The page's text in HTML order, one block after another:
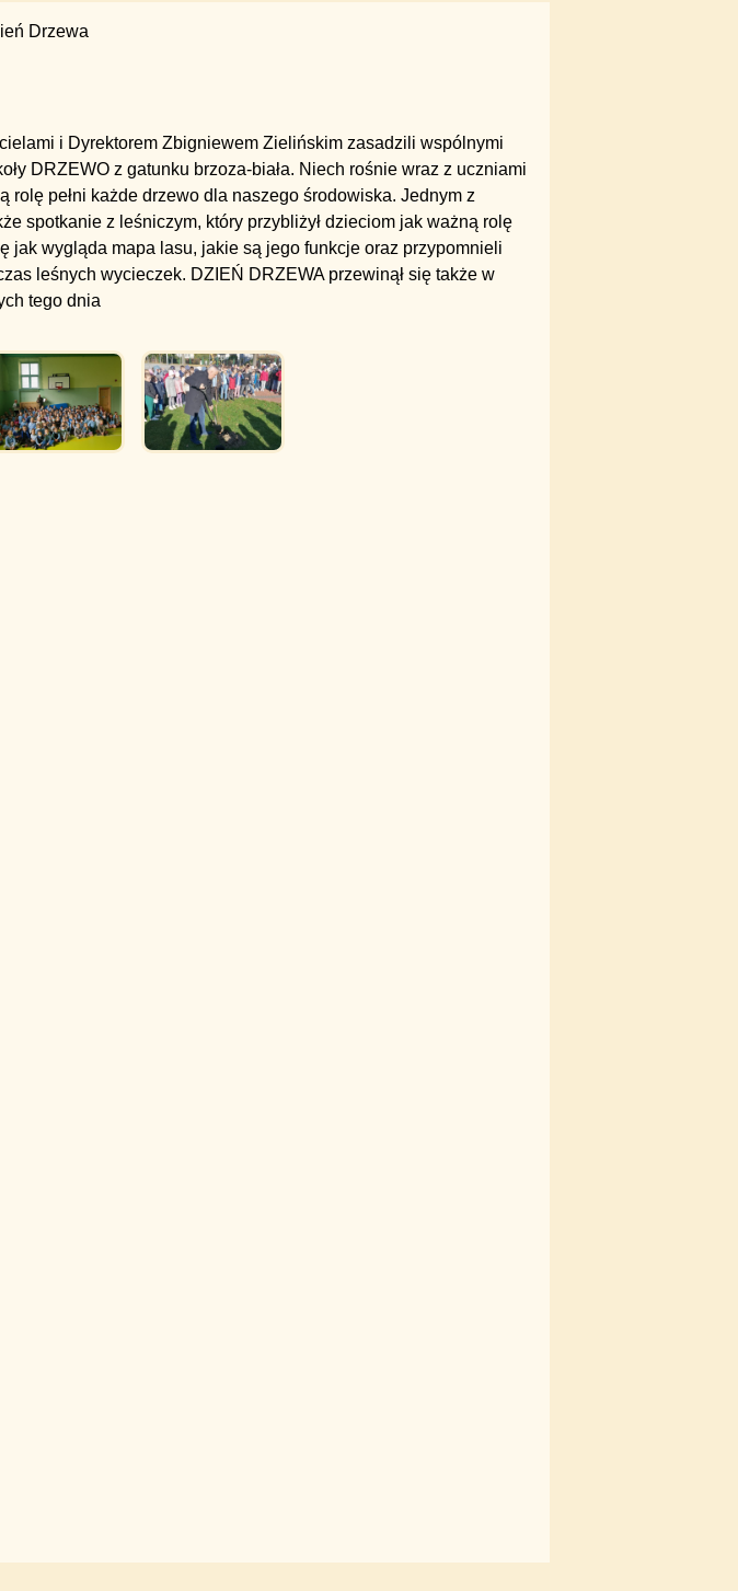
Drzewa
i Dyrektorem Zbigniewem Zielińskim zasadzili wspólnymi
DRZEWO z gatunku brzoza-biała. Niech rośnie wraz z uczniami
rolę pełni każde drzewo dla naszego środowiska. Jednym z
spotkanie z leśniczym, który przybliżył dzieciom jak ważną rolę
jak wygląda mapa lasu, jakie są jego funkcje oraz przypomnieli
leśnych wycieczek. DZIEŃ DRZEWA przewinął się także w
tego dnia